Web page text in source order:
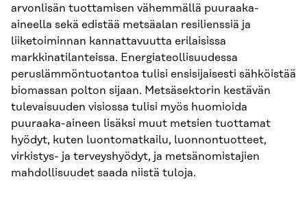
arvonlisän tuottamisen vähemmällä puuraaka-
aineella sekä edistää metsäalan resilienssiä ja
liiketoiminnan kannattavuutta erilaisissa
markkinatilanteissa. Energiateollisuudessa
peruslämmöntuotantoa tulisi ensisijaisesti sähköistää
biomassan polton sijaan. Metsäsektorin kestävän
tulevaisuuden visiossa tulisi myös huomioida
puuraaka-aineen lisäksi muut metsien tuottamat
hyödyt, kuten luontomatkailu, luonnontuotteet,
virkistys- ja terveyshyödyt, ja metsänomistajien
mahdollisuudet saada niistä tuloja.